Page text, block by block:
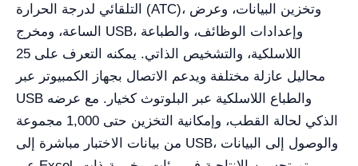
التلقائي لدرجة الحرارة (ATC)، وتخزين البيانات، وعرض
الساعة، ومخرج USB، وإعدادات الوظائف، والطباعة
اللاسلكية، والتشخيص الذاتي. يمكنه التعرف على 25
محاليل عازلة مختلفة ويدعم الاتصال بجهاز الكمبيوتر عبر
USB والطباع اللاسلكية عبر البلوتوث كخيار. مع عرضه
الذكي لحالة القطب، وإمكانية التخزين حتى 1,000 مجموعة
من بيانات الاختبار مباشرة إلى USB، والوصول إلى البيانات